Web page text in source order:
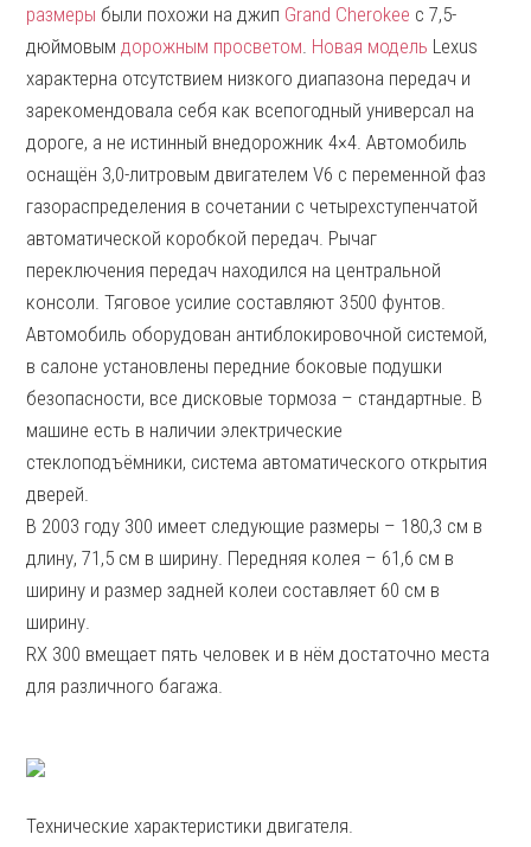
размеры были похожи на джип Grand Cherokee с 7,5-
дюймовым дорожным просветом Новая модель Lexus
характерна отсутствием низкого диапазона передач и
зарекомендовала себя как всепогодный универсал на
дороге, а не истинный внедорожник 4×4. Автомобиль
оснащён 3,0-литровым двигателем V6 с переменной фаз
газораспределения в сочетании с четырехступенчатой
автоматической коробкой передач. Рычаг
переключения передач находился на центральной
консоли. Тяговое усилие составляют 3500 фунтов.
Автомобиль оборудован антиблокировочной системой,
в салоне установлены передние боковые подушки
безопасности, все дисковые тормоза – стандартные. В
машине есть в наличии электрические
стеклоподъёмники, система автоматического открытия
дверей.
В 2003 году 300 имеет следующие размеры – 180,3 см в
длину, 71,5 см в ширину. Передняя колея – 61,6 см в
ширину и размер задней колеи составляет 60 см в
ширину.
RX 300 вмещает пять человек и в нём достаточно места
для различного багажа.
Технические характеристики двигателя.